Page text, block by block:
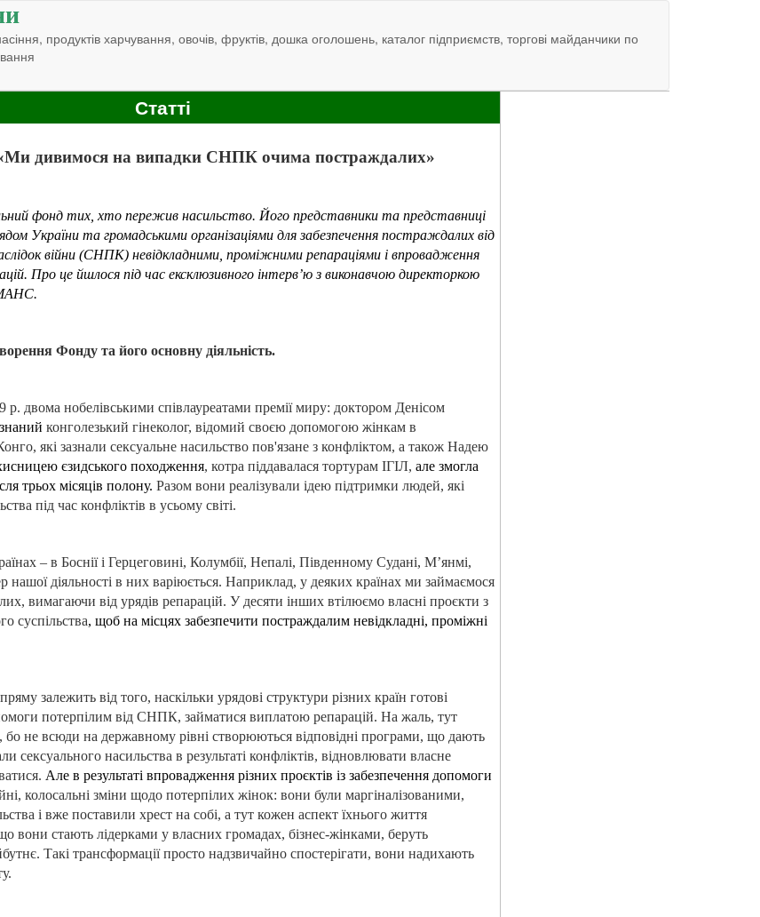
продуктів харчування, овочів, фруктів, дошка оголошень, каталог підприємств, торгові майданчики по
Статті
дивимося на випадки СНПК очима постраждалих»
фонд тих, хто пережив насильство. Його представники та представниці
України та громадськими організаціями для забезпечення постраждалих від
війни (СНПК) невідкладними, проміжними репараціями і впровадження
Про це йшлося під час ексклюзивного інтерв’ю з виконавчою директоркою
Фонду та його основну діяльність.
двома нобелівськими співлауреатами премії миру: доктором Денісом
конголезький гінеколог, відомий своєю допомогою жінкам в
які зазнали сексуальне насильство пов'язане з конфліктом, а також Надею
єзидського походження, котра піддавалася тортурам ІГІЛ, але змогла
трьох місяців полону. Разом вони реалізували ідею підтримки людей, які
під час конфліктів в усьому світі.
– в Боснії і Герцеговині, Колумбії, Непалі, Південному Судані, М’янмі,
нашої діяльності в них варіюється. Наприклад, у деяких країнах ми займаємося
вимагаючи від урядів репарацій. У десяти інших втілюємо власні проєкти з
суспільства, щоб на місцях забезпечити постраждалим невідкладні, проміжні
залежить від того, наскільки урядові структури різних країн готові
потерпілим від СНПК, займатися виплатою репарацій. На жаль, тут
бо не всюди на державному рівні створюються відповідні програми, що дають
сексуального насильства в результаті конфліктів, відновлювати власне
Але в результаті впровадження різних проєктів із забезпечення допомоги
колосальні зміни щодо потерпілих жінок: вони були маргіналізованими,
і вже поставили хрест на собі, а тут кожен аспект їхнього життя
вони стають лідерками у власних громадах, бізнес-жінками, беруть
Такі трансформації просто надзвичайно спостерігати, вони надихають